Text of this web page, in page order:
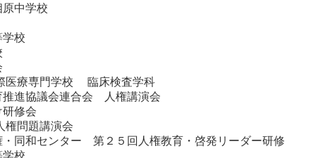
中学校
校
医療専門学校 臨床検査学科
推進協議会連合会 人権講演会
修会
問題講演会
・同和センター 第２５回人権教育・啓発リーダー研修
校